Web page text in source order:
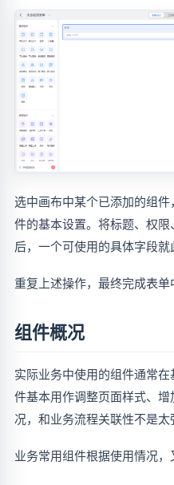
选中画布中某个已添加的组
件的基本设置。将标题、权
后，一个可使用的具体字段就
重复上述操作，最终完成表单
组件概况
实际业务中使用的组件通常
件基本用作调整页面样式、
况，和业务流程关联性不是太
业务常用组件根据使用情况，